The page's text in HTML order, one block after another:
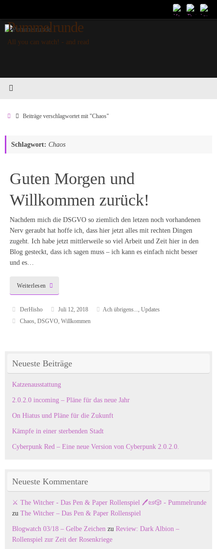
springen
Pummelrunde
All you can watch! - and read
StartBeiträge verschlagwortet mit "Chaos"
Schlagwort: Chaos
Guten Morgen und
Willkommen zurück!
Nachdem mich die DSGVO so ziemlich den letzen noch vorhandenen
Nerv geraubt hat hoffe ich, dass hier jetzt alles mit rechten Dingen
zugeht. Ich habe jetzt mittlerweile so viel Arbeit und Zeit hier in den
Blog gesteckt, dass ich sagen muss – ich kann es einfach nicht besser
und es…
Weiterlesen
DerHisho Juli 12, 2018 Ach übrigens...
Updates
Chaos, DSGVO, Willkommen
Neueste Beiträge
Katzenausstattung
2.0.2.0 incoming – Pläne für das neue Jahr
On Hiatus und Pläne für die Zukunft
Kämpfe in einer sterbenden Stadt
Cyberpunk Red – Eine neue Version von Cyberpunk 2.0.2.0.
Neueste Kommentare
⚔️ The Witcher - Das Pen & Paper Rollenspiel 🖊️📜🎲 - Pummelrunde
zu The Witcher – Das Pen & Paper Rollenspiel
Blogwatch 03/18 – Gelbe Zeichen zu Review: Dark Albion –
Rollenspiel zur Zeit der Rosenkriege